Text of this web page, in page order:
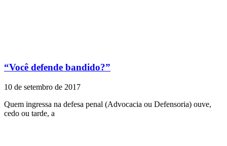
“Você defende bandido?”
10 de setembro de 2017
Quem ingressa na defesa penal (Advocacia ou Defensoria) ouve,
cedo ou tarde, a